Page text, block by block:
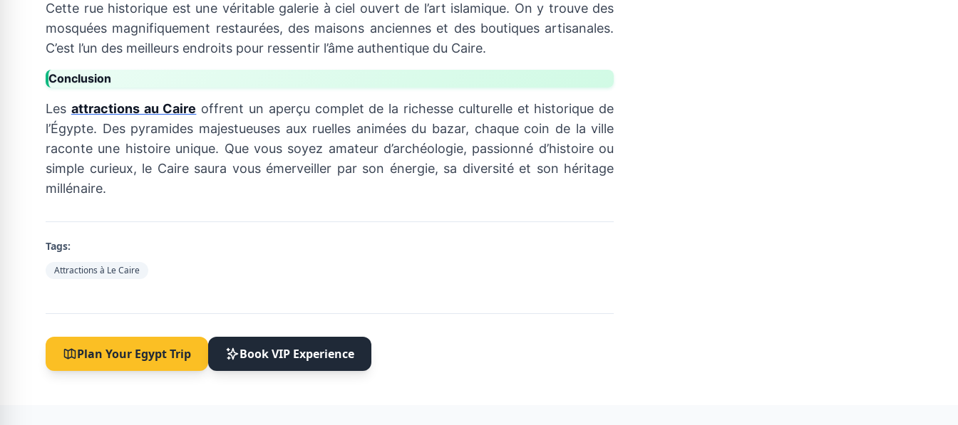
Cette rue historique est une véritable galerie à ciel ouvert de l’art islamique. On y trouve des
mosquées magnifiquement restaurées, des maisons anciennes et des boutiques artisanales.
C’est l’un des meilleurs endroits pour ressentir l’âme authentique du Caire.
Conclusion
Les attractions au Caire offrent un aperçu complet de la richesse culturelle et historique de
l’Égypte. Des pyramides majestueuses aux ruelles animées du bazar, chaque coin de la ville
raconte une histoire unique. Que vous soyez amateur d’archéologie, passionné d’histoire ou
simple curieux, le Caire saura vous émerveiller par son énergie, sa diversité et son héritage
millénaire.
Tags:
Attractions à Le Caire
Plan Your Egypt Trip Book VIP Experience